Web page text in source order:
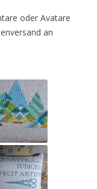
oder Avatare
an